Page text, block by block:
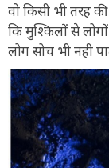
वो किसी भी तरह
कि मुश्किलों से
लोग सोच भी नही